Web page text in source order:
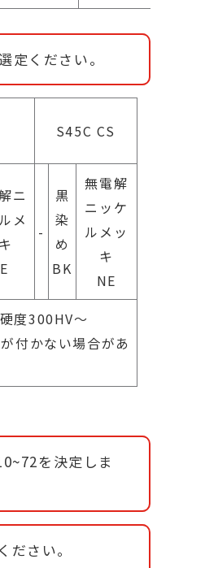
定ください。
S45C CS
ニ
メ
-
黒
染
め
BK
無電解
ニッケ
ルメッ
キ
NE
度300HV～
付かない場合があ
を決定しま
さい。